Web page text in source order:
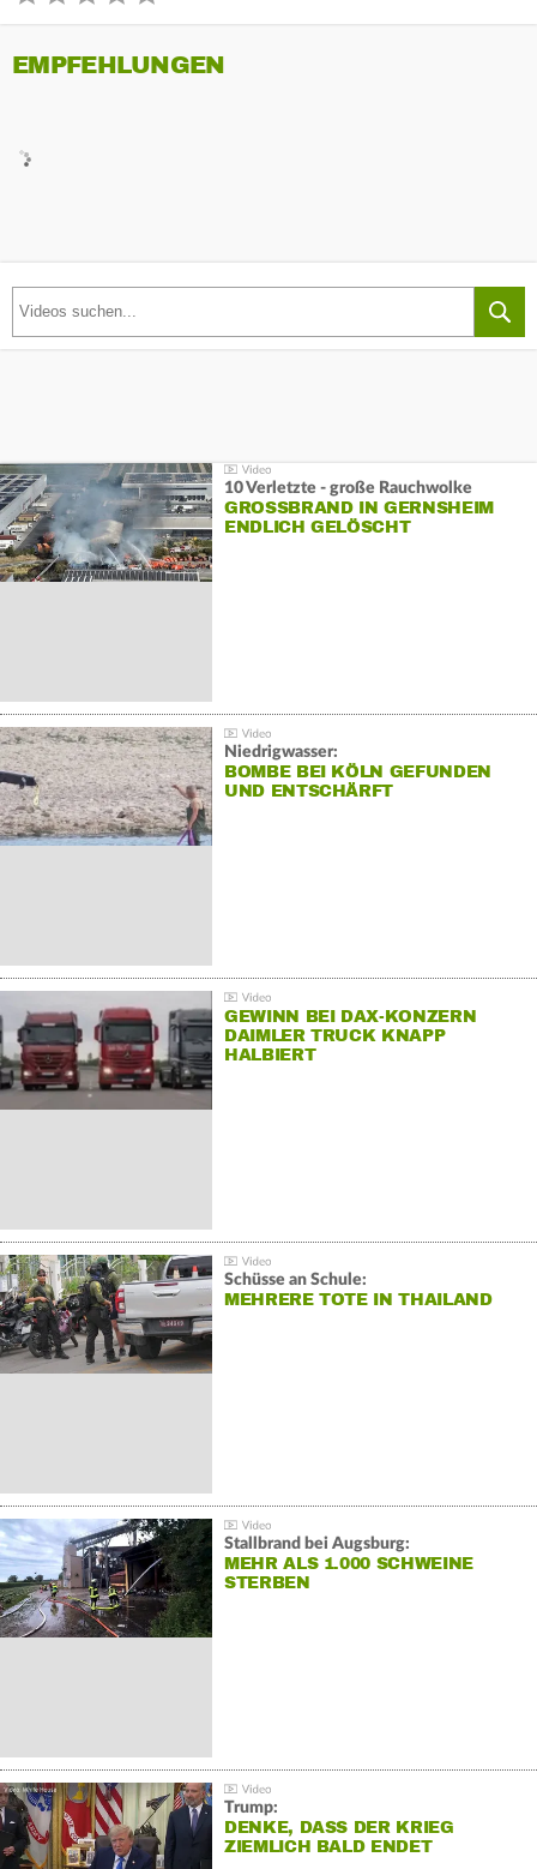
EMPFEHLUNGEN
10 Verletzte - große Rauchwolke
GROSSBRAND IN GERNSHEIM E
NDLICH GELÖSCHT
Niedrigwasser:
BOMBE BEI KÖLN GEFUNDEN
UND ENTSCHÄRFT
GEWINN BEI DAX-KONZERN
DAIMLER TRUCK KNAPP
HALBIERT
Schüsse an Schule:
MEHRERE TOTE IN THAILAND
Stallbrand bei Augsburg:
MEHR ALS 1.000 SCHWEINE
STERBEN
Trump:
DENKE, DASS DER KRIEG
ZIEMLICH BALD ENDET